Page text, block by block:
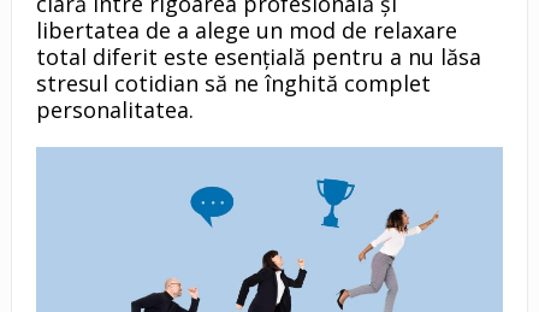
libertatea de a alege un mod de relaxare
total diferit este esențială pentru a nu lăsa
stresul cotidian să ne înghită complet
personalitatea.